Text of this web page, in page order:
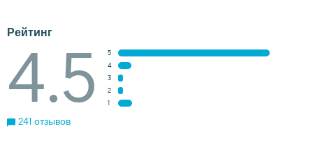
Рейтинг
4.5
5
4
3
2
1
241 отзывов